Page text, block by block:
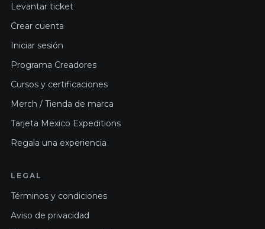
Levantar ticket
Crear cuenta
Iniciar sesión
Programa Creadores
Cursos y certificaciones
Merch / Tienda de marca
Tarjeta Mexico Expeditions
Regala una experiencia
LEGAL
Términos y condiciones
Aviso de privacidad